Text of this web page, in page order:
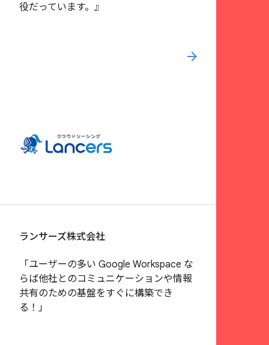
役だっています。』
arrow_forward
ランサーズ株式会社
「ユーザーの多い Google Workspace な
らば他社とのコミュニケーションや情報
共有のための基盤をすぐに構築でき
る！」